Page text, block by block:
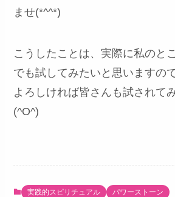
ませ(*^^*)
こうしたことは、実際に私のと
でも試してみたいと思いますので
よろしければ皆さんも試されて
(^O^)
実践的スピリチュアル パワーストーン